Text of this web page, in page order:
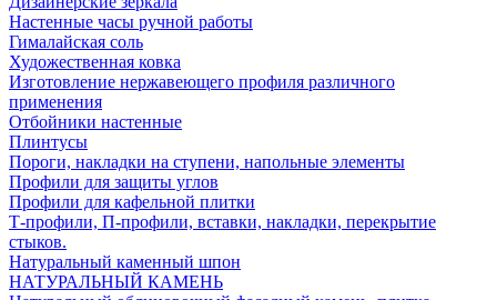
Настенные часы ручной работы
Гималайская соль
Художественная ковка
Изготовление нержавеющего профиля различного
применения
Отбойники настенные
Плинтусы
Пороги, накладки на ступени, напольные элементы
Профили для защиты углов
Профили для кафельной плитки
Т-профили, П-профили, вставки, накладки, перекрытие
стыков.
Натуральный каменный шпон
НАТУРАЛЬНЫЙ КАМЕНЬ